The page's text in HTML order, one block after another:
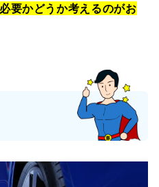
要かどうか考えるのがお